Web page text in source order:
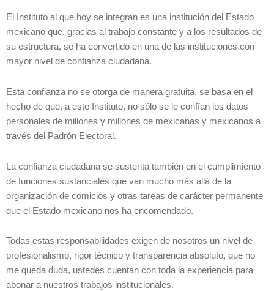
El Instituto al que hoy se integran es una institución del Estado
mexicano que, gracias al trabajo constante y a los resultados de
su estructura, se ha convertido en una de las instituciones con
mayor nivel de confianza ciudadana.
Esta confianza no se otorga de manera gratuita, se basa en el
hecho de que, a este Instituto, no sólo se le confían los datos
personales de millones y millones de mexicanas y mexicanos a
través del Padrón Electoral.
La confianza ciudadana se sustenta también en el cumplimiento
de funciones sustanciales que van mucho más allá de la
organización de comicios y otras tareas de carácter permanente
que el Estado mexicano nos ha encomendado.
Todas estas responsabilidades exigen de nosotros un nivel de
profesionalismo, rigor técnico y transparencia absoluto, que no
me queda duda, ustedes cuentan con toda la experiencia para
abonar a nuestros trabajos institucionales.